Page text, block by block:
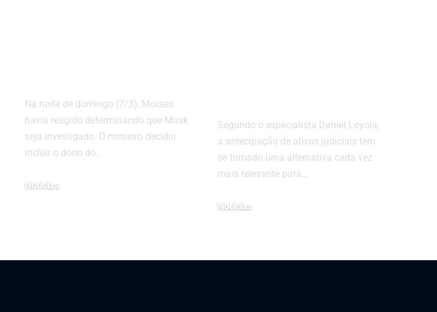
Na noite de domingo (7/3), Moraes
havia reagido determinando que Musk
seja investigado. O ministro decidiu
incluir o dono do…
Noticias
Segundo o especialista Daniel Loyola,
a antecipação de ativos judiciais tem
se tornado uma alternativa cada vez
mais relevante para…
Noticias